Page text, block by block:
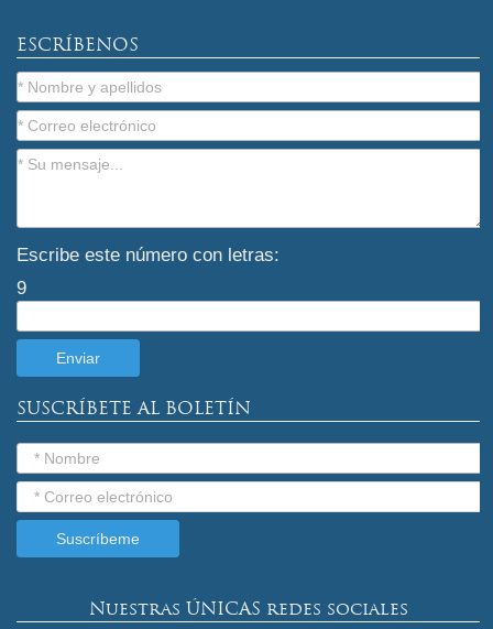
ESCRÍBENOS
Escribe este número con letras:
9
SUSCRÍBETE AL BOLETÍN
Nuestras ÚNICAS redes sociales